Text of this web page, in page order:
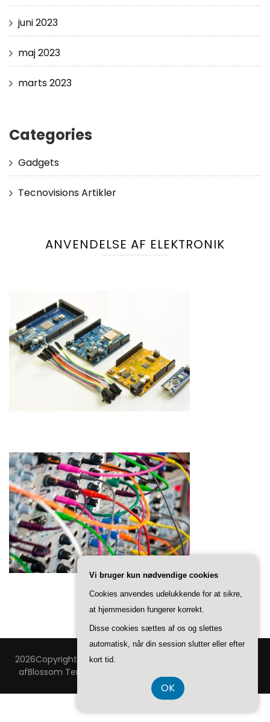
juni 2023
maj 2023
marts 2023
Categories
Gadgets
Tecnovisions Artikler
ANVENDELSE AF ELEKTRONIK
2026Copyright Technovision
afBlossom Temaer
CVR DK37 40 77 39
Vi bruger kun nødvendige cookies
Cookies anvendes udelukkende for at sikre,
at hjemmesiden fungerer korrekt.
Disse cookies sættes af os og slettes
automatisk, når din session slutter eller efter
kort tid.
OK